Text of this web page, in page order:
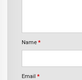
Name *
Email *